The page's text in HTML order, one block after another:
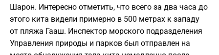
Шарон. Интересно отметить, что всего за два часа до
этого кита видели примерно в 500 метрах к западу
от пляжа Гааш. Инспектор морского подразделения
Управления природы и парков был отправлен на